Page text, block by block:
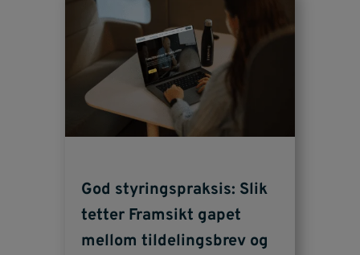
God styringspraksis: Slik
tetter Framsikt gapet
mellom tildelingsbrev og